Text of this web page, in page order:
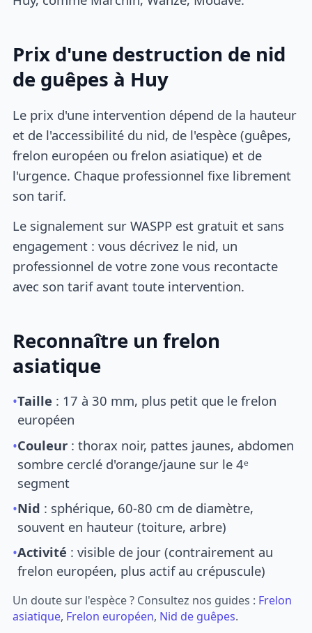
Prix d'une destruction de nid
de guêpes à Huy
Le prix d'une intervention dépend de la hauteur
et de l'accessibilité du nid, de l'espèce (guêpes,
frelon européen ou frelon asiatique) et de
l'urgence. Chaque professionnel fixe librement
son tarif.
Le signalement sur WASPP est gratuit et sans
engagement : vous décrivez le nid, un
professionnel de votre zone vous recontacte
avec son tarif avant toute intervention.
Reconnaître un frelon
asiatique
•Taille : 17 à 30 mm, plus petit que le frelon
européen
•Couleur : thorax noir, pattes jaunes, abdomen
sombre cerclé d'orange/jaune sur le 4ᵉ
segment
•Nid : sphérique, 60-80 cm de diamètre,
souvent en hauteur (toiture, arbre)
•Activité : visible de jour (contrairement au
frelon européen, plus actif au crépuscule)
Un doute sur l'espèce ? Consultez nos guides : Frelon
asiatique, Frelon européen, Nid de guêpes.